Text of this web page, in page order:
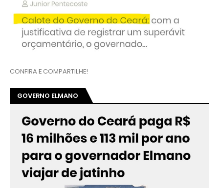
CONFIRA E COMPARTILHE!
GOVERNO ELMANO